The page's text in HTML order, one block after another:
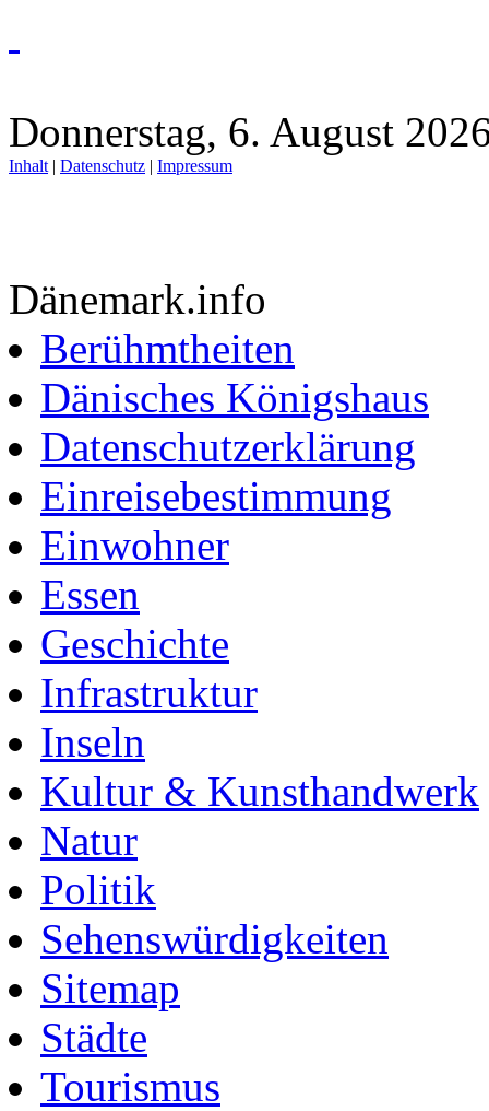
Donnerstag, 6. August
Inhalt | Datenschutz | Impressum
Dänemark.info
Berühmtheiten
Dänisches Königshaus
Datenschutzerklärung
Einreisebestimmung
Einwohner
Essen
Geschichte
Infrastruktur
Inseln
Kultur & Kunsthandwerk
Natur
Politik
Sehenswürdigkeiten
Sitemap
Städte
Tourismus